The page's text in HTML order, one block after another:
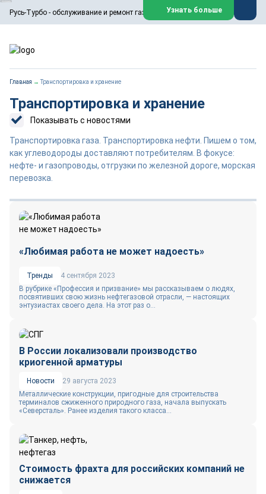
Русь-Турбо - обслуживание и ремонт газовых паровых турбин
ООО «Русь-Турбо» занимается сервисом газовых и паровых
турбин, комплексным ремонтом, восстановлением,
техническим обслуживанием оборудования ТЭС,
работают на нефтегазовых, нефтехимических,
металлургических и других предприятиях.
Реклама. ООО «Русь-Турбо», ИНН 7802588950
Перейти на сайт Закрыть
Узнать больше
Главная →Транспортировка и хранение
Транспортировка и хранение
Показывать с новостями
Транспортировка газа. Транспортировка нефти. Пишем о том,
как углеводороды доставляют потребителям. В фокусе:
нефте- и газопроводы, отгрузки по железной дороге, морская
перевозка.
«Любимая работа не может надоесть»
Тренды
4 сентября 2023
В рубрике «Профессия и призвание» мы рассказываем о людях,
посвятивших свою жизнь нефтегазовой отрасли, — настоящих
энтузиастах своего дела. На этот раз о...
В России локализовали производство
криогенной арматуры
Новости
29 августа 2023
Металлические конструкции, пригодные для строительства
терминалов сжиженного природного газа, начала выпускать
«Северсталь». Ранее изделия такого класса...
Стоимость фрахта для российских компаний не
снижается